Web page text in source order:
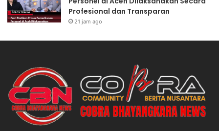
Profesional dan Transparan
21 jam ago